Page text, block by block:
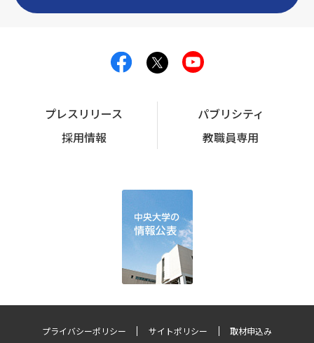
プレスリリース
パブリシティ
採用情報
教職員専用
プライバシーポリシー サイトポリシー
取材申込み